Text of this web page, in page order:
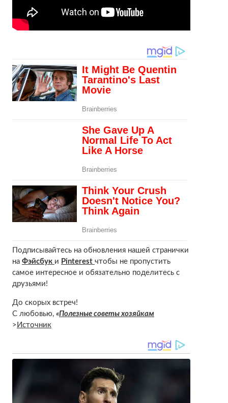
Подписывайтесь на обновления нашей странички
на Фэйсбук и Pinterest чтобы не пропустить
самое интересное и обязательно поделитесь с
друзьями!
До скорых встреч!
С любовью, «Полезные советы хозяйкам
> Источник